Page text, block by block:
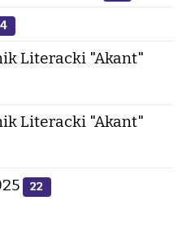
Literacki "Akant"
Literacki "Akant"
22